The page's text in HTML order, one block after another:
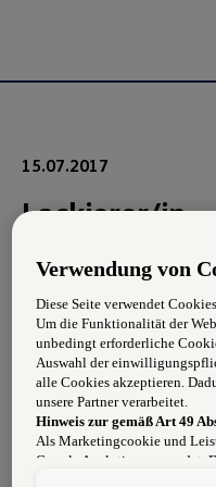
15.07.2017
Lackierer/in
Begeisterung für
Abgeschlossene
Zuverlässigkeit
Teamorientierung
Verwendung von
Diese Seite verwendet
Um die Funktionalität der
unbedingt erforderliche
Auswahl der
alle Cookies akzeptieren.
unsere Partner verarbeitet.
Hinweis zur gemäß Art 49
Als Marketingcookie und
Google Analytics verwendet.